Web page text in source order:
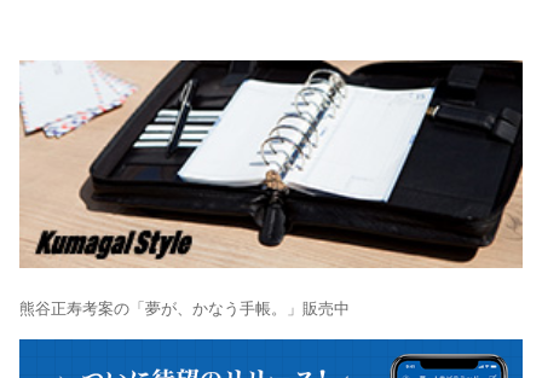
熊谷正寿考案の「夢が、かなう手帳。」販売中